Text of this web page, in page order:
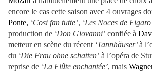
encore le cas cette saison avec 4 ouvrages
Ponte, ‘Cosi fan tutte’, ‘Les Noces de
production de ‘Don Giovanni’ confiée à
metteur en scène du récent ‘Tannhäuser’à
du ‘Die Frau ohne schatten’ à l’opéra de
reprise de ‘La Flûte enchantée’, mais